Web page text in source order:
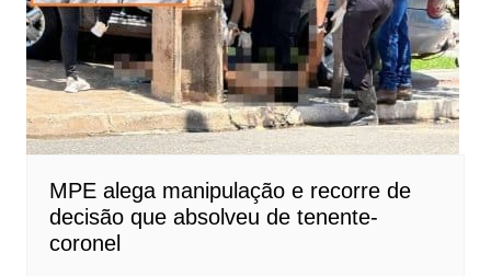
MPE alega manipulação e recorre de
decisão que absolveu de tenente-
coronel